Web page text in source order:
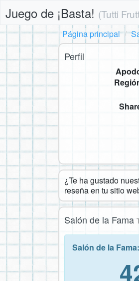
Juego de ¡Basta! (Tutti
Página principal
Perfil
¿Te ha gustado
reseña en tu sitio
Salón de la Fama
Salón de la Fama: